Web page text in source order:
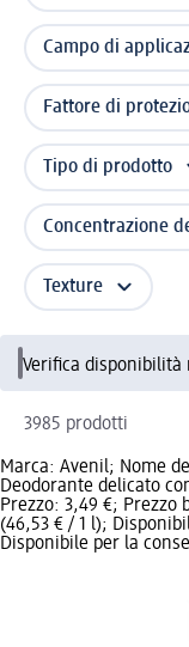
Campo di
Fattore di
Tipo di prodotto
Concentrazione
Texture
Verifica disponibilità
3985 prodotti
Marca: Avenil; Nome
Deodorante delicato
Prezzo: 3,49 €; Prezzo
(46,53 € / 1 l);
Disponibile per la